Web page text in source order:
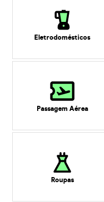
Eletrodomésticos
Passagem Aérea
Roupas